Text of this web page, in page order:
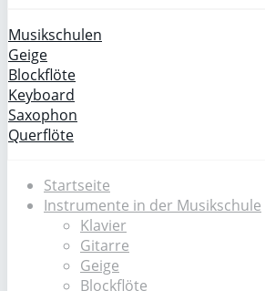
Musikschulen
Geige
Blockflöte
Keyboard
Saxophon
Querflöte
Startseite
Instrumente in der Musikschule
Klavier
Gitarre
Geige
Blockflöte